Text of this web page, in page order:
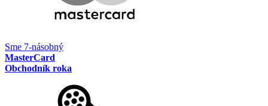
Sme 7-násobný
MasterCard
Obchodník roka